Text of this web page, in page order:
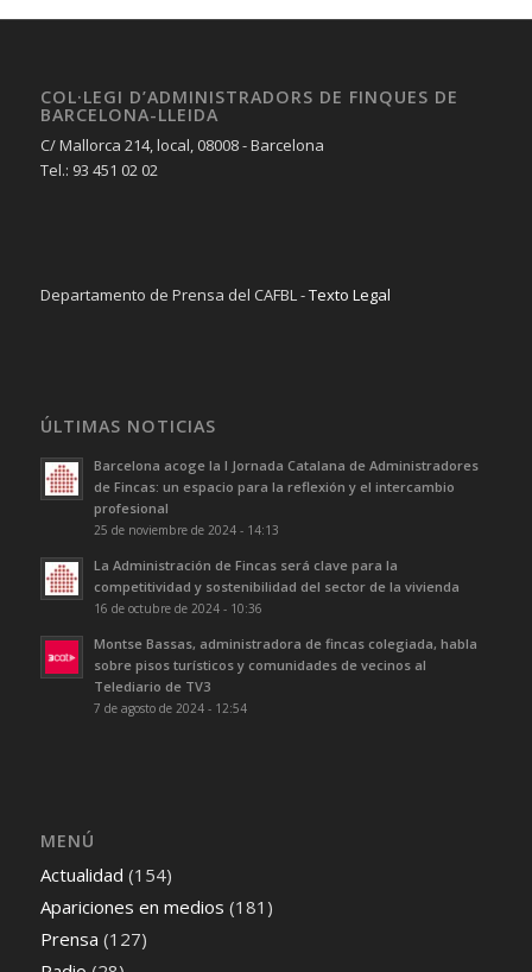
COL·LEGI D’ADMINISTRADORS DE FINQUES DE
BARCELONA-LLEIDA
C/ Mallorca 214, local, 08008 - Barcelona
Tel.: 93 451 02 02
Departamento de Prensa del CAFBL -Texto Legal
ÚLTIMAS NOTICIAS
Barcelona acoge la I Jornada Catalana de Administradores
de Fincas: un espacio para la reflexión y el intercambio
profesional
25 de noviembre de 2024 - 14:13
La Administración de Fincas será clave para la
competitividad y sostenibilidad del sector de la vivienda
16 de octubre de 2024 - 10:36
Montse Bassas, administradora de fincas colegiada, habla
sobre pisos turísticos y comunidades de vecinos al
Telediario de TV3
7 de agosto de 2024 - 12:54
MENÚ
Actualidad (154)
Apariciones en medios (181)
Prensa (127)